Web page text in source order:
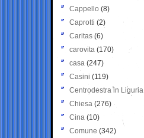
Cappello (8)
Caprotti (2)
Caritas (6)
carovita (170)
casa (247)
Casini (119)
Centrodestra in Liguria
Chiesa (276)
Cina (10)
Comune (342)